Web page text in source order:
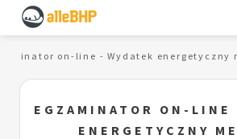
on-line - Wydatek energetyczny
EGZAMINATOR ON-LINE
ENERGETYCZNY